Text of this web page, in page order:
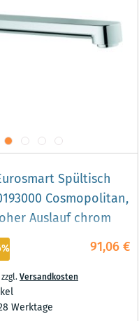
Spültisch
Cosmopolitan,
Auslauf chrom
91,06 €
zzgl.Versandkosten
Werktage